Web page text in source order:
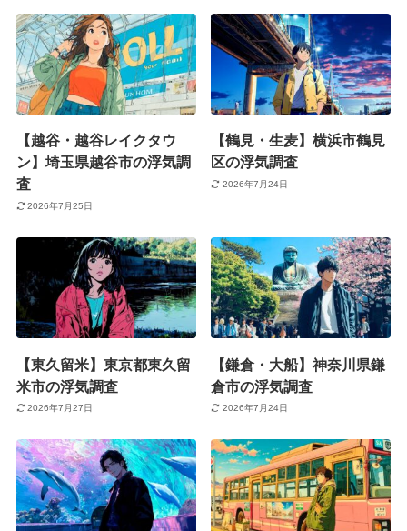
【越谷・越谷レイクタウ
ン】埼玉県越谷市の浮気調
査
2026年7月25日
【鶴見・生麦】横浜市鶴見
区の浮気調査
2026年7月24日
【東久留米】東京都東久留
米市の浮気調査
2026年7月27日
【鎌倉・大船】神奈川県鎌
倉市の浮気調査
2026年7月24日